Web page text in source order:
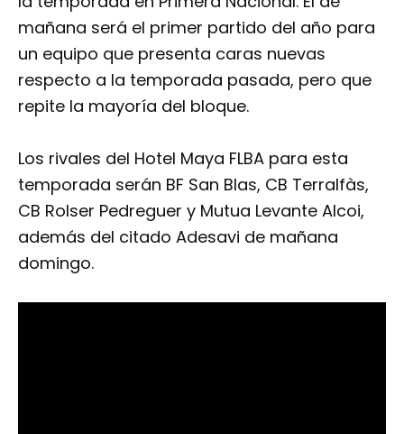
mañana será el primer partido del año para
un equipo que presenta caras nuevas
respecto a la temporada pasada, pero que
repite la mayoría del bloque.
Los rivales del Hotel Maya FLBA para esta
temporada serán BF San Blas, CB Terralfàs,
CB Rolser Pedreguer y Mutua Levante Alcoi,
además del citado Adesavi de mañana
domingo.